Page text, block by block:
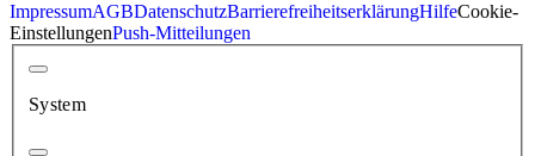
ImpressumAGBDatenschutzBarrierefreiheitserklärungHilfeCookie-
EinstellungenPush-Mitteilungen
System